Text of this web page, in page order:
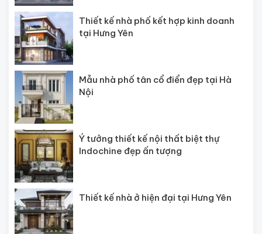
Thiết kế nhà phố kết hợp kinh doanh
tại Hưng Yên
Mẫu nhà phố tân cổ điển đẹp tại Hà
Nội
Ý tưởng thiết kế nội thất biệt thự
Indochine đẹp ấn tượng
Thiết kế nhà ở hiện đại tại Hưng Yên